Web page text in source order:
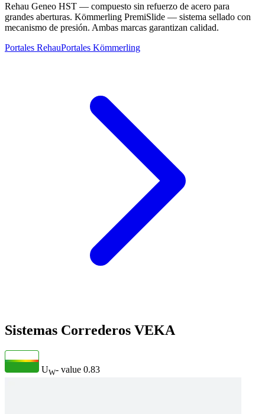
Rehau Geneo HST — compuesto sin refuerzo de acero para
grandes aberturas. Kömmerling PremiSlide — sistema sellado con
mecanismo de presión. Ambas marcas garantizan calidad.
Portales RehauPortales Kömmerling
Sistemas Correderos VEKA
UW- value 0.83